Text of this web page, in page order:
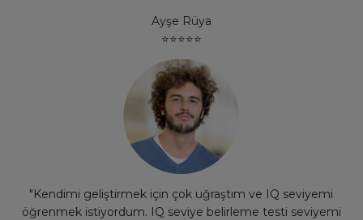
Ayşe Rüya
⭐⭐⭐⭐⭐
"Kendimi geliştirmek için çok uğraştım ve IQ seviyemi
öğrenmek istiyordum. IQ seviye belirleme testi seviyemi